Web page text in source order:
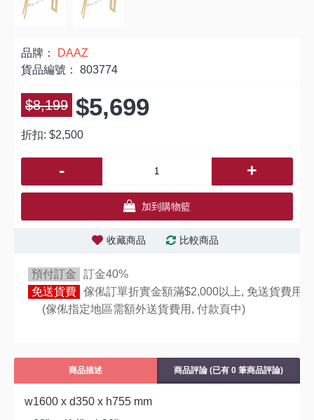
品牌：
DAAZ
貨品編號： 803774
$8,199 $5,699
折扣: $2,500
- +
加到購物籃
收藏商品 比較商品
預付訂金
訂金40%
免送貨費 傢俬訂單折實金額滿$2,000以上, 免送貨費用,
(傢俬指定地區需額外送貨費用, 付款頁中)
商品描述 商品評論 (已有 0 筆商品評論)
w1600 x d350 x h755 mm